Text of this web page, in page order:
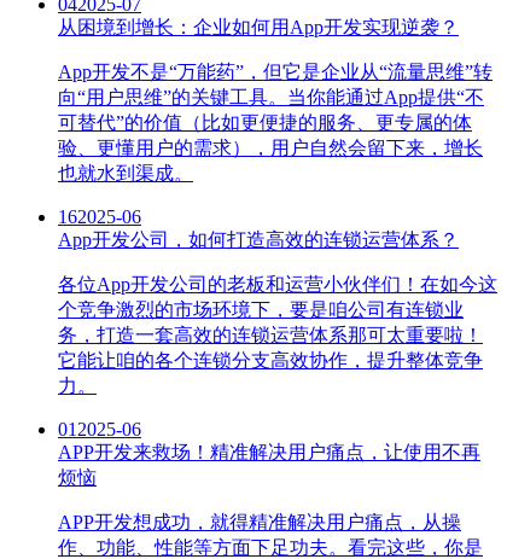
从困境到增长：企业如何用App开发实现逆袭？
App开发不是“万能药”，但它是企业从“流量思维”转
向“用户思维”的关键工具。当你能通过App提供“不
可替代”的价值（比如更便捷的服务、更专属的体
验、更懂用户的需求），用户自然会留下来，增长
也就水到渠成。
162025-06
App开发公司，如何打造高效的连锁运营体系？
各位App开发公司的老板和运营小伙伴们！在如今这
个竞争激烈的市场环境下，要是咱公司有连锁业
务，打造一套高效的连锁运营体系那可太重要啦！
它能让咱的各个连锁分支高效协作，提升整体竞争
力。
01 2025-06
APP开发来救场！精准解决用户痛点，让使用不再
烦恼
APP开发想成功，就得精准解决用户痛点，从操
作、功能、性能等方面下足功夫。看完这些，你是